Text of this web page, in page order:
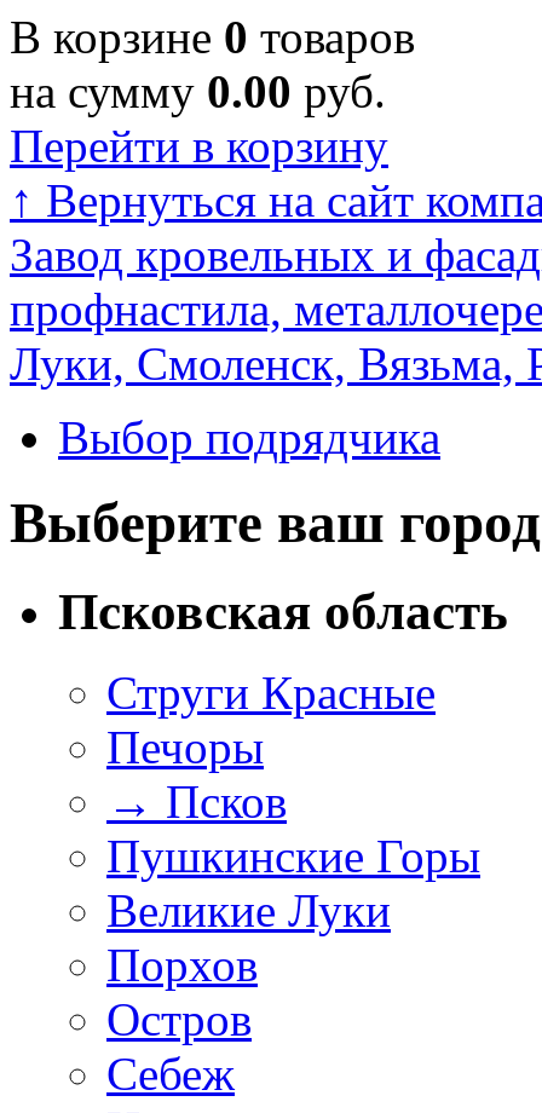
В корзине 0 товаров
на сумму 0.00 руб.
Перейти в корзину
↑ Вернуться на сайт
Завод кровельных и
профнастила,
Луки, Смоленск, Вязьма,
Выбор подрядчика
Выберите ваш город
Псковская область
Струги Красные
Печоры
→ Псков
Пушкинские Горы
Великие Луки
Порхов
Остров
Себеж